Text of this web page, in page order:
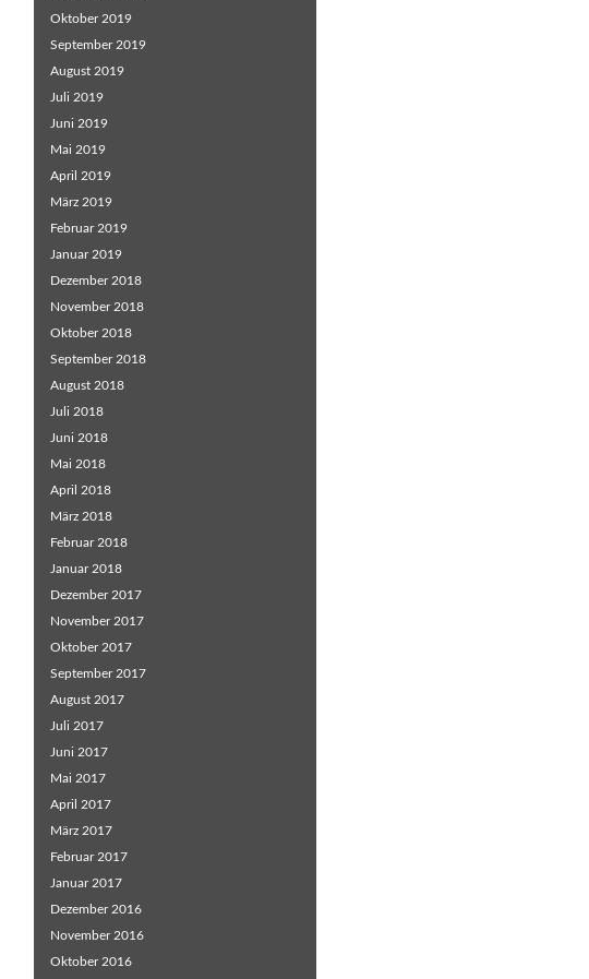
Oktober 2019
September 2019
August 2019
Juli 2019
Juni 2019
Mai 2019
April 2019
März 2019
Februar 2019
Januar 2019
Dezember 2018
November 2018
Oktober 2018
September 2018
August 2018
Juli 2018
Juni 2018
Mai 2018
April 2018
März 2018
Februar 2018
Januar 2018
Dezember 2017
November 2017
Oktober 2017
September 2017
August 2017
Juli 2017
Juni 2017
Mai 2017
April 2017
März 2017
Februar 2017
Januar 2017
Dezember 2016
November 2016
Oktober 2016